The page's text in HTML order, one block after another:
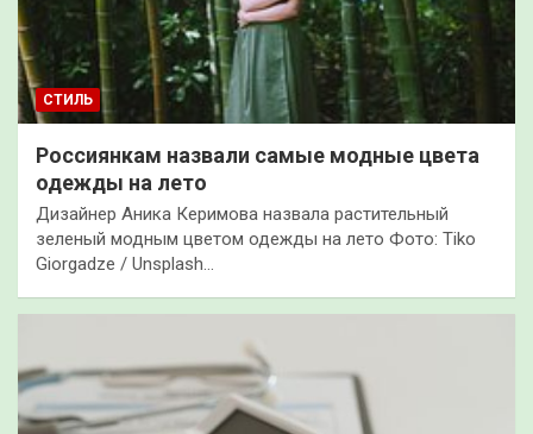
СТИЛЬ
Россиянкам назвали самые модные цвета
одежды на лето
Дизайнер Аника Керимова назвала растительный
зеленый модным цветом одежды на лето Фото: Tiko
Giorgadze / Unsplash…